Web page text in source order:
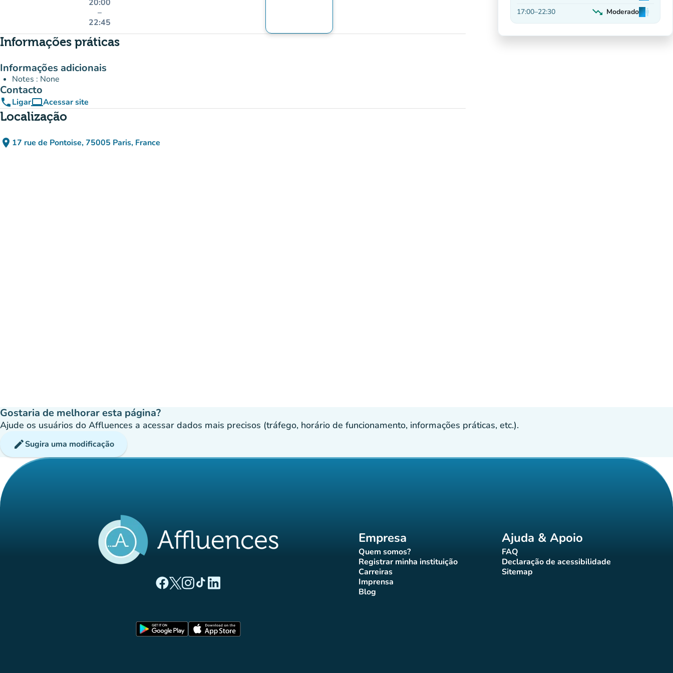
20:00
–
22:45
Informações práticas
Informações adicionais
Notes : None
Contacto
phoneLigarcomputerAcessar site
(novo separador)
Localização
place 17 rue de Pontoise, 75005 Paris, France
(abrir no Google Maps)
(novo separador)
17:00–22:30 trending_down
Decrescente
Moderadoman
man
man
Gostaria de melhorar esta página?
Ajude os usuários do Affluences a acessar dados mais precisos (tráfego, horário de funcionamento, informações práticas, etc.).
editSugira uma modificação
(novo separador)
(novo separador)
(novo separador)
(novo separador)
(novo separador)
Empresa
Quem somos?(novo separador)
Registrar minha instituição
(novo separador)
Carreiras(novo separador)
Imprensa(novo separador)
Blog(novo separador)
Ajuda & Apoio
FAQ(novo separador)
Declaração de acessibilidade
(novo separador)
Sitemap(novo separador)